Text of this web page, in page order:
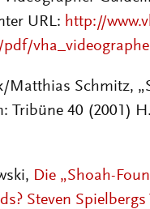
URL: http://
Matthias Schmitz,
Tribüne 40 (2001)
Die „Shoah-
Steven Spielbergs